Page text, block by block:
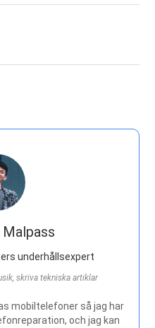
Malpass
underhållsexpert
skriva tekniska artiklar
mobiltelefoner så jag har
och jag kan